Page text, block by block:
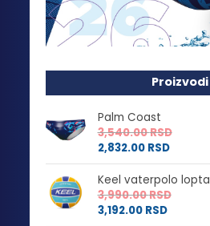
Proizvodi
Palm Coast
3,540.00RSD
2,832.00 RSD
Keel vaterpolo lopta
3,990.00RSD
3,192.00 RSD